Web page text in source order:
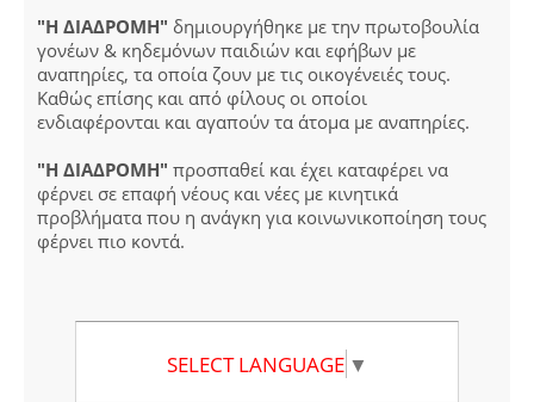
"Η ΔΙΑΔΡΟΜΗ" δημιουργήθηκε με την πρωτοβουλία
γονέων & κηδεμόνων παιδιών και εφήβων με
αναπηρίες, τα οποία ζουν με τις οικογένειές τους.
Καθώς επίσης και από φίλους οι οποίοι
ενδιαφέρονται και αγαπούν τα άτομα με αναπηρίες.
"Η ΔΙΑΔΡΟΜΗ" προσπαθεί και έχει καταφέρει να
φέρνει σε επαφή νέους και νέες με κινητικά
προβλήματα που η ανάγκη για κοινωνικοποίηση τους
φέρνει πιο κοντά.
SELECT LANGUAGE ▼